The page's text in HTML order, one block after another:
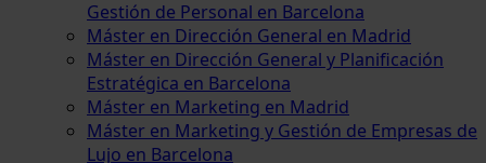
Gestión de Personal en Barcelona
Máster en Dirección General en Madrid
Máster en Dirección General y Planificación
Estratégica en Barcelona
Máster en Marketing en Madrid
Máster en Marketing y Gestión de Empresas de
Lujo en Barcelona